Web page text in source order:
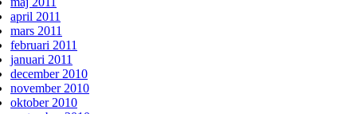
april 2011
mars 2011
februari 2011
januari 2011
december 2010
november 2010
oktober 2010